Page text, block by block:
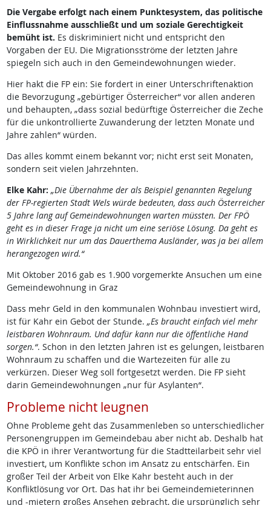
Die Vergabe erfolgt nach einem Punktesystem, das politische
Einflussnahme ausschließt und um soziale Gerechtigkeit
bemüht ist. Es diskriminiert nicht und entspricht den
Vorgaben der EU. Die Migrationsströme der letzten Jahre
spiegeln sich auch in den Gemeindewohnungen wieder.
Hier hakt die FP ein: Sie fordert in einer Unterschriftenaktion
die Bevorzugung „gebürtiger Österreicher“ vor allen anderen
und behaupten, „dass sozial bedürftige Österreicher die Zeche
für die unkontrollierte Zuwanderung der letzten Monate und
Jahre zahlen“ würden.
Das alles kommt einem bekannt vor; nicht erst seit Monaten,
sondern seit vielen Jahrzehnten.
Elke Kahr: „Die Übernahme der als Beispiel genannten Regelung
der FP-regierten Stadt Wels würde bedeuten, dass auch Österreicher
5 Jahre lang auf Gemeindewohnungen warten müssten. Der FPÖ
geht es in dieser Frage ja nicht um eine seriöse Lösung. Da geht es
in Wirklichkeit nur um das Dauerthema Ausländer, was ja bei allem
herangezogen wird.“
Mit Oktober 2016 gab es 1.900 vorgemerkte Ansuchen um eine
Gemeindewohnung in Graz
Dass mehr Geld in den kommunalen Wohnbau investiert wird,
ist für Kahr ein Gebot der Stunde. „Es braucht einfach viel mehr
leistbaren Wohnraum. Und dafür kann nur die öffentliche Hand
sorgen.“. Schon in den letzten Jahren ist es gelungen, leistbaren
Wohnraum zu schaffen und die Wartezeiten für alle zu
verkürzen. Dieser Weg soll fortgesetzt werden. Die FP sieht
darin Gemeindewohnungen „nur für Asylanten“.
Probleme nicht leugnen
Ohne Probleme geht das Zusammenleben so unterschiedlicher
Personengruppen im Gemeindebau aber nicht ab. Deshalb hat
die KPÖ in ihrer Verantwortung für die Stadtteilarbeit sehr viel
investiert, um Konflikte schon im Ansatz zu entschärfen. Ein
großer Teil der Arbeit von Elke Kahr besteht auch in der
Konfliktlösung vor Ort. Das hat ihr bei Gemeindemieterinnen
und -mietern großes Ansehen gebracht, die ursprünglich sehr